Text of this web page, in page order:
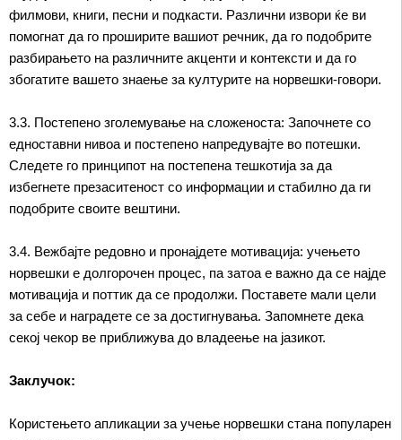
филмови, книги, песни и подкасти. Различни извори ќе ви
помогнат да го проширите вашиот речник, да го подобрите
разбирањето на различните акценти и контексти и да го
збогатите вашето знаење за културите на норвешки-говори.
3.3. Постепено зголемување на сложеноста: Започнете со
едноставни нивоа и постепено напредувајте во потешки.
Следете го принципот на постепена тешкотија за да
избегнете презаситеност со информации и стабилно да ги
подобрите своите вештини.
3.4. Вежбајте редовно и пронајдете мотивација: учењето
норвешки е долгорочен процес, па затоа е важно да се најде
мотивација и поттик да се продолжи. Поставете мали цели
за себе и наградете се за достигнувања. Запомнете дека
секој чекор ве приближува до владеење на јазикот.
Заклучок:
Користењето апликации за учење норвешки стана популарен